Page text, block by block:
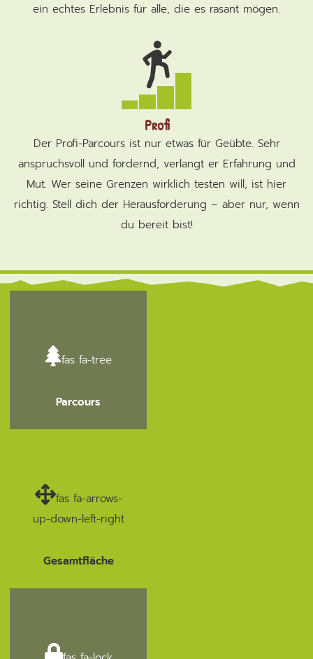
ein echtes Erlebnis für alle, die es rasant mögen.
Profi
Der Profi-Parcours ist nur etwas für Geübte. Sehr
anspruchsvoll und fordernd, verlangt er Erfahrung und
Mut. Wer seine Grenzen wirklich testen will, ist hier
richtig. Stell dich der Herausforderung – aber nur, wenn
du bereit bist!
fas fa-tree
Parcours
fas fa-arrows-
up-down-left-right
Gesamtfläche